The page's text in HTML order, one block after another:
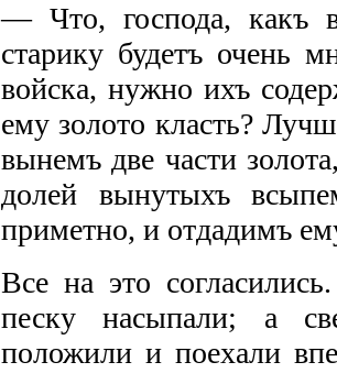
— Чтo, господа, какъ
старику будетъ очень
войска, нужно ихъ
ему золото класть?
вынемъ две части
долей вынутыхъ
приметно, и отдадимъ
Все на это
песку насыпали; а
положили и поехали